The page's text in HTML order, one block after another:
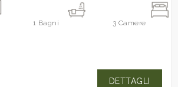
1 Bagni 3 Camere
DETTAGLI